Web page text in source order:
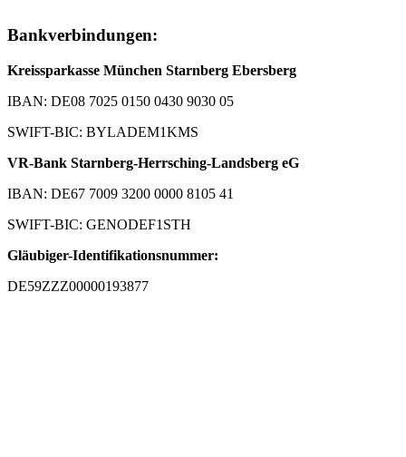
Bankverbindungen:
Kreissparkasse München Starnberg Ebersberg
IBAN: DE08 7025 0150 0430 9030 05
SWIFT-BIC: BYLADEM1KMS
VR-Bank Starnberg-Herrsching-Landsberg eG
IBAN: DE67 7009 3200 0000 8105 41
SWIFT-BIC: GENODEF1STH
Gläubiger-Identifikationsnummer:
DE59ZZZ00000193877